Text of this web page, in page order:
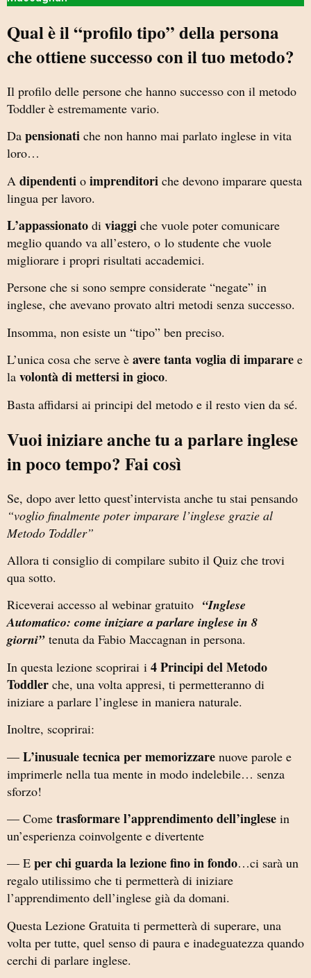
Qual è il “profilo tipo” della persona
che ottiene successo con il tuo metodo?
Il profilo delle persone che hanno successo con il metodo
Toddler è estremamente vario.
Da pensionati che non hanno mai parlato inglese in vita
loro…
A dipendenti o imprenditori che devono imparare questa
lingua per lavoro.
L’appassionato di viaggi che vuole poter comunicare
meglio quando va all’estero, o lo studente che vuole
migliorare i propri risultati accademici.
Persone che si sono sempre considerate “negate” in
inglese, che avevano provato altri metodi senza successo.
Insomma, non esiste un “tipo” ben preciso.
L’unica cosa che serve è avere tanta voglia di imparare e
la volontà di mettersi in gioco.
Basta affidarsi ai principi del metodo e il resto vien da sé.
Vuoi iniziare anche tu a parlare inglese
in poco tempo? Fai così
Se, dopo aver letto quest’intervista anche tu stai pensando
“voglio finalmente poter imparare l’inglese grazie al
Metodo Toddler”
Allora ti consiglio di compilare subito il Quiz che trovi
qua sotto.
Riceverai accesso al webinar gratuito “Inglese
Automatico: come iniziare a parlare inglese in 8
giorni” tenuta da Fabio Maccagnan in persona.
In questa lezione scoprirai i 4 Principi del Metodo
Toddler che, una volta appresi, ti permetteranno di
iniziare a parlare l’inglese in maniera naturale.
Inoltre, scoprirai:
— L’inusuale tecnica per memorizzare nuove parole e
imprimerle nella tua mente in modo indelebile… senza
sforzo!
— Come trasformare l’apprendimento dell’inglese in
un’esperienza coinvolgente e divertente
— E per chi guarda la lezione fino in fondo…ci sarà un
regalo utilissimo che ti permetterà di iniziare
l’apprendimento dell’inglese già da domani.
Questa Lezione Gratuita ti permetterà di superare, una
volta per tutte, quel senso di paura e inadeguatezza quando
cerchi di parlare inglese.